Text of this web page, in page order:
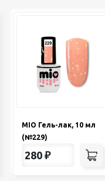
MIO Гель-лак, 10 мл
(№229)
280 ₽